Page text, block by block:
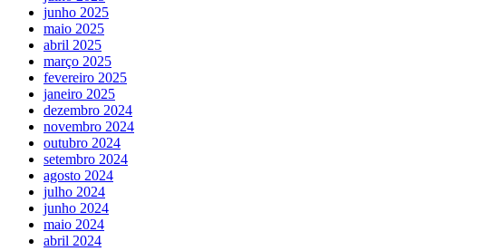
junho 2025
maio 2025
abril 2025
março 2025
fevereiro 2025
janeiro 2025
dezembro 2024
novembro 2024
outubro 2024
setembro 2024
agosto 2024
julho 2024
junho 2024
maio 2024
abril 2024